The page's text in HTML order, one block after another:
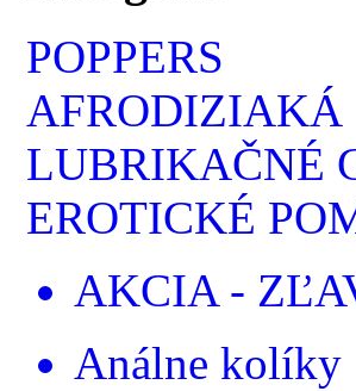
POPPERS
AFRODIZIAKÁ
LUBRIKAČNÉ
EROTICKÉ
AKCIA -
Análne kolíky